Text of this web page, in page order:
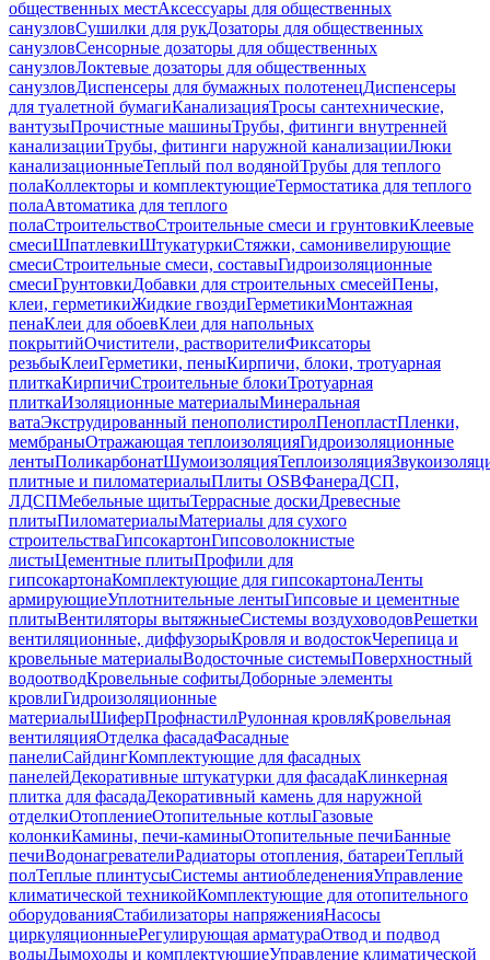
общественных местАксессуары для общественных
санузловСушилки для рукДозаторы для общественных
санузловСенсорные дозаторы для общественных
санузловЛоктевые дозаторы для общественных
санузловДиспенсеры для бумажных полотенецДиспенсеры
для туалетной бумагиКанализацияТросы сантехнические,
вантузыПрочистные машиныТрубы, фитинги внутренней
канализацииТрубы, фитинги наружной канализацииЛюки
канализационныеТеплый пол водянойТрубы для теплого
полаКоллекторы и комплектующиеТермостатика для теплого
полаАвтоматика для теплого
полаСтроительствоСтроительные смеси и грунтовкиКлеевые
смесиШпатлевкиШтукатуркиСтяжки, самонивелирующие
смесиСтроительные смеси, составыГидроизоляционные
смесиГрунтовкиДобавки для строительных смесейПены,
клеи, герметикиЖидкие гвоздиГерметикиМонтажная
пенаКлеи для обоевКлеи для напольных
покрытийОчистители, растворителиФиксаторы
резьбыКлеиГерметики, пеныКирпичи, блоки, тротуарная
плиткаКирпичиСтроительные блокиТротуарная
плиткаИзоляционные материалыМинеральная
ватаЭкструдированный пенополистиролПенопластПленки,
мембраныОтражающая теплоизоляцияГидроизоляционные
лентыПоликарбонатШумоизоляцияТеплоизоляция
плитные и пиломатериалыПлиты OSBФанераДСП,
ЛДСПМебельные щитыТеррасные доскиДревесные
плитыПиломатериалыМатериалы для сухого
строительстваГипсокартонГипсоволокнистые
листыЦементные плитыПрофили для
гипсокартонаКомплектующие для гипсокартонаЛенты
армирующиеУплотнительные лентыГипсовые и цементные
плитыВентиляторы вытяжныеСистемы воздуховодовРешетки
вентиляционные, диффузорыКровля и водостокЧерепица и
кровельные материалыВодосточные системыПоверхностный
водоотводКровельные софитыДоборные элементы
кровлиГидроизоляционные
материалыШиферПрофнастилРулонная кровляКровельная
вентиляцияОтделка фасадаФасадные
панелиСайдингКомплектующие для фасадных
панелейДекоративные штукатурки для фасадаКлинкерная
плитка для фасадаДекоративный камень для наружной
отделкиОтоплениеОтопительные котлыГазовые
колонкиКамины, печи-каминыОтопительные печиБанные
печиВодонагревателиРадиаторы отопления, батареиТеплый
полТеплые плинтусыСистемы антиобледененияУправление
климатической техникойКомплектующие для отопительного
оборудованияСтабилизаторы напряженияНасосы
циркуляционныеРегулирующая арматураОтвод и подвод
водыДымоходы и комплектующиеУправление климатической